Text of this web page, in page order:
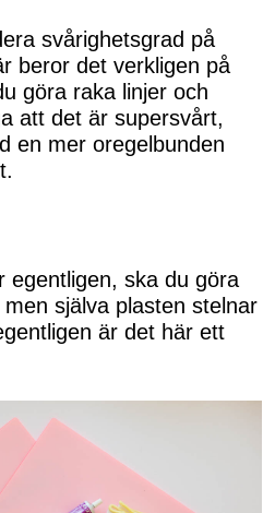
svårighetsgrad på
beror det verkligen på
göra raka linjer och
att det är supersvårt,
en mer oregelbunden
egentligen, ska du göra
själva plasten stelnar
är det här ett